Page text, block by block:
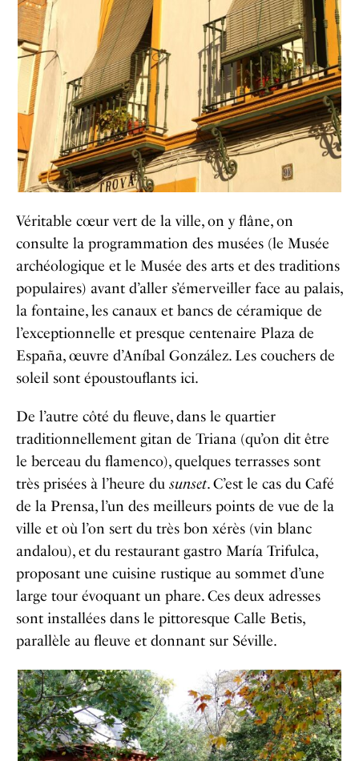
Véritable cœur vert de la ville, on y flâne, on
consulte la programmation des musées (le Musée
archéologique et le Musée des arts et des traditions
populaires) avant d’aller s’émerveiller face au palais,
la fontaine, les canaux et bancs de céramique de
l’exceptionnelle et presque centenaire Plaza de
España, œuvre d’Aníbal González. Les couchers de
soleil sont époustouflants ici.
De l’autre côté du fleuve, dans le quartier
traditionnellement gitan de Triana (qu’on dit être
le berceau du flamenco), quelques terrasses sont
très prisées à l’heure du sunset. C’est le cas du Café
de la Prensa, l’un des meilleurs points de vue de la
ville et où l’on sert du très bon xérès (vin blanc
andalou), et du restaurant gastro María Trifulca,
proposant une cuisine rustique au sommet d’une
large tour évoquant un phare. Ces deux adresses
sont installées dans le pittoresque Calle Betis,
parallèle au fleuve et donnant sur Séville.